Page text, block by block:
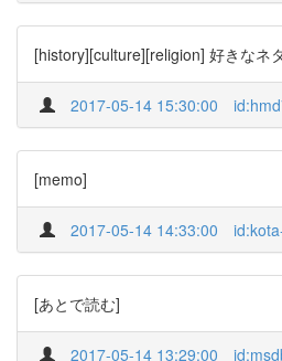
[history][culture][religion] 好きなネ
2017-05-14 15:30:00
[memo]
2017-05-14 14:33:00
[あとで読む]
2017-05-14 13:29:00